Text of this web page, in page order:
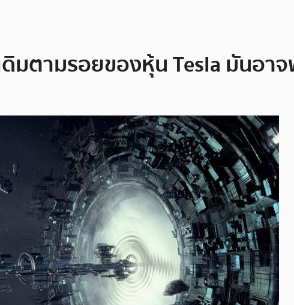
มตามรอยของหุ้น Tesla มันอา